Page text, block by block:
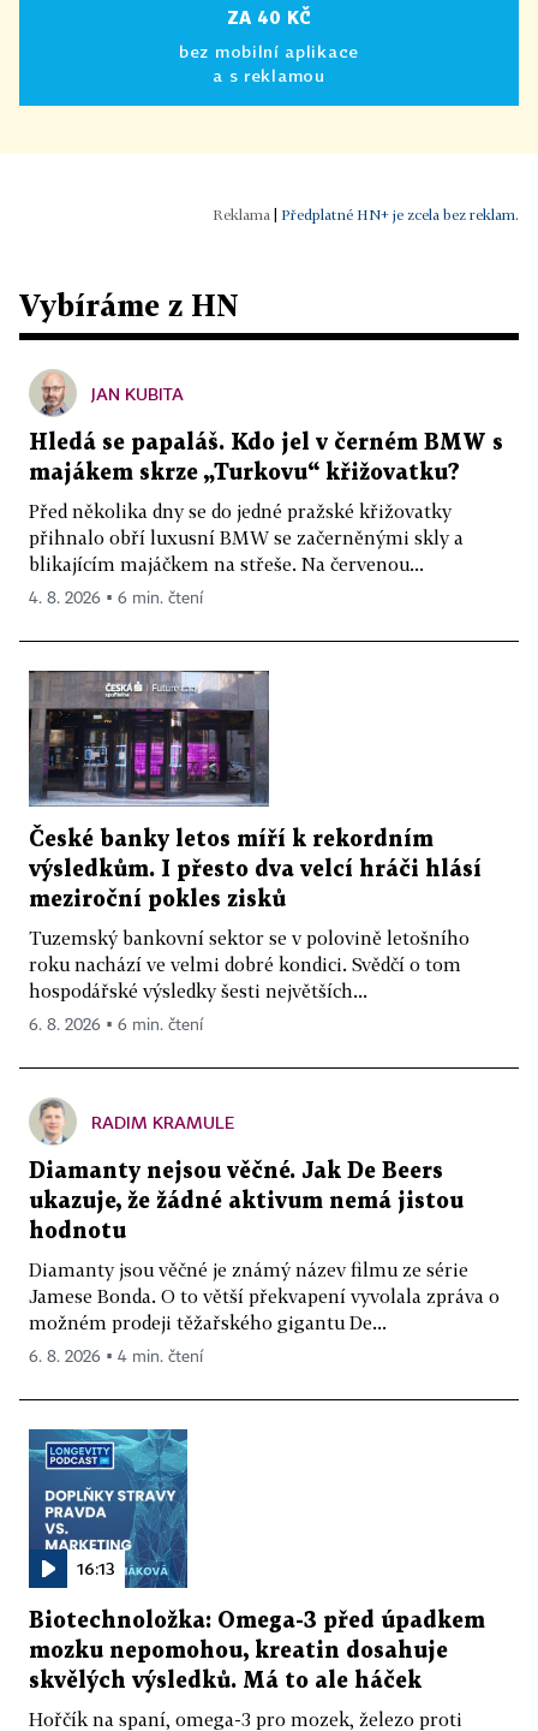
ZA 40 KČ
bez mobilní aplikace
a s reklamou
Předplatné HN+ je zcela bez reklam.
Vybíráme z HN
JAN KUBITA
Hledá se papaláš. Kdo jel v černém BMW s
majákem skrze „Turkovu“ křižovatku?
Před několika dny se do jedné pražské křižovatky
přihnalo obří luxusní BMW se začerněnými skly a
blikajícím majáčkem na střeše. Na červenou...
4. 8. 2026 ▪ 6 min. čtení
České banky letos míří k rekordním
výsledkům. I přesto dva velcí hráči hlásí
meziroční pokles zisků
Tuzemský bankovní sektor se v polovině letošního
roku nachází ve velmi dobré kondici. Svědčí o tom
hospodářské výsledky šesti největších...
6. 8. 2026 ▪ 6 min. čtení
RADIM KRAMULE
Diamanty nejsou věčné. Jak De Beers
ukazuje, že žádné aktivum nemá jistou
hodnotu
Diamanty jsou věčné je známý název filmu ze série
Jamese Bonda. O to větší překvapení vyvolala zpráva o
možném prodeji těžařského gigantu De...
6. 8. 2026 ▪ 4 min. čtení
16:13
Biotechnoložka: Omega-3 před úpadkem
mozku nepomohou, kreatin dosahuje
skvělých výsledků. Má to ale háček
Hořčík na spaní, omega-3 pro mozek, železo proti